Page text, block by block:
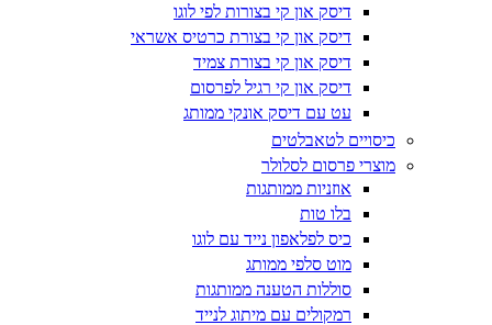
דיסק און קי בצורות לפי לוגו
דיסק און קי בצורת כרטיס אשראי
דיסק און קי בצורת צמיד
דיסק און קי רגיל לפרסום
עט עם דיסק אונקי ממותג
כיסויים לטאבלטים
מוצרי פרסום לסלולר
אוזניות ממותגות
בלו טות
כיס לפלאפון נייד עם לוגו
מוט סלפי ממותג
סוללות הטענה ממותגות
רמקולים עם מיתוג לנייד